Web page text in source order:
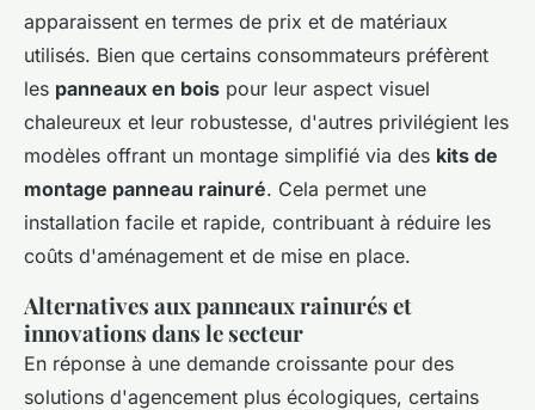
apparaissent en termes de prix et de matériaux
utilisés. Bien que certains consommateurs préfèrent
les panneaux en bois pour leur aspect visuel
chaleureux et leur robustesse, d'autres privilégient les
modèles offrant un montage simplifié via des kits de
montage panneau rainuré. Cela permet une
installation facile et rapide, contribuant à réduire les
coûts d'aménagement et de mise en place.
Alternatives aux panneaux rainurés et
innovations dans le secteur
En réponse à une demande croissante pour des
solutions d'agencement plus écologiques, certains